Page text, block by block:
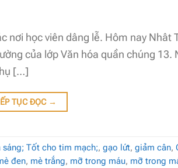
nơi học viên dâng lễ. Hôm nay Nhât
của lớp Văn hóa quần chúng 13.
[…]
TỤC ĐỌC →
sáng; Tốt cho tim mạch;, gạo lứt, giảm cân,
đen, mè trắng, mỡ trong máu, mỡ trong